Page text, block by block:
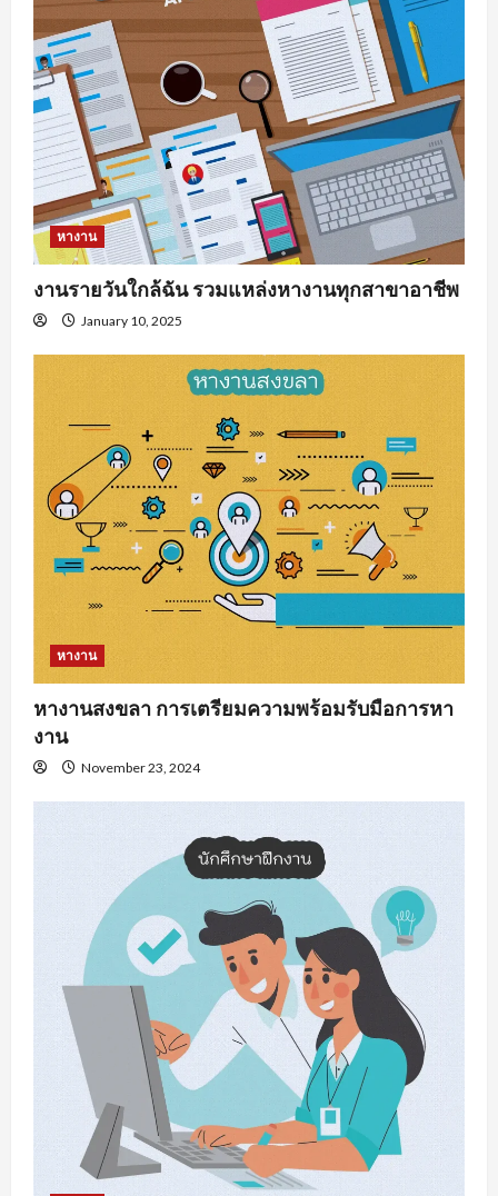
หางาน
งานรายวันใกล้ฉัน รวมแหล่งหางานทุกสาขาอาชีพ
January 10, 2025
หางาน
หางานสงขลา การเตรียมความพร้อมรับมือการหา
งาน
November 23, 2024